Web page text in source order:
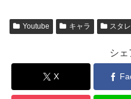
Youtube キャラ スタレ
シェ
X